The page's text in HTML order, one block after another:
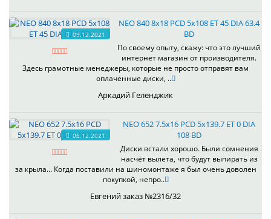
09.12.2021
NEO 840 8x18 PCD 5x108 ET 45 DIA 63.4
BD
По своему опыту, скажу: что это лучший
интернет магазин от производителя.
Здесь грамотные менеджеры, которые не просто отправят вам
оплаченные диски, ..
Аркадий Геленджик
05.12.2021
NEO 652 7.5x16 PCD 5x139.7 ET 0 DIA
108 BD
Диски встали хорошо. Были сомнения
насчёт вылета, что будут выпирать из
за крыла... Когда поставили на шиномонтаже я был очень доволен
покупкой, непро..
Евгений заказ №2316/32